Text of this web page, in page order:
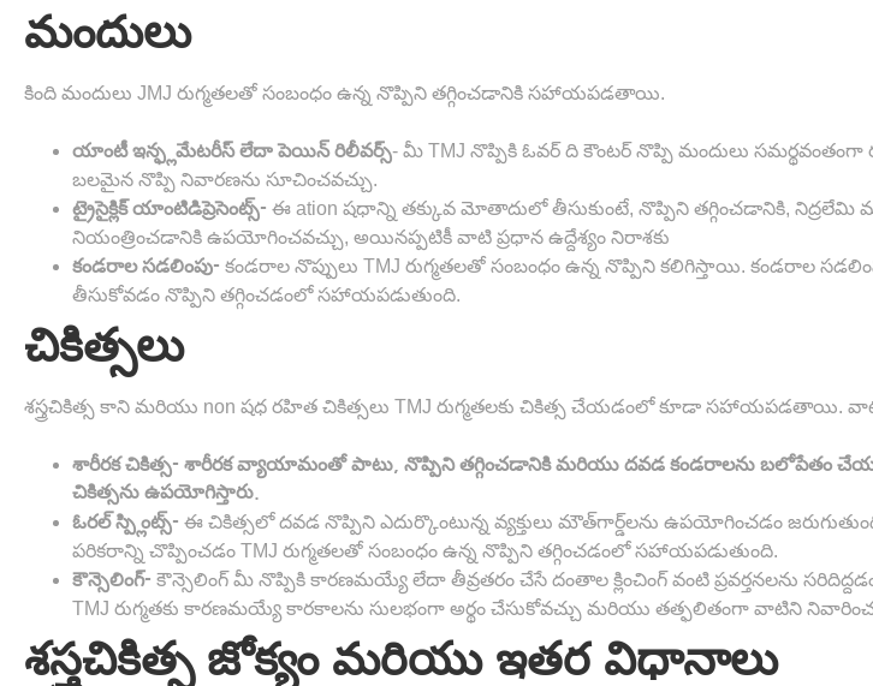
మందులు
కింది మందులు JMJ రుగ్మతలతో సంబంధం ఉన్న నొప్పిని తగ్గించడానికి సహాయపడతాయి.
యాంటీ ఇన్ఫ్లమేటరీస్ లేదా పెయిన్ రిలీవర్స్- మీ TMJ నొప్పికి ఓవర్ ది కౌంటర్ నొప్పి మందులు సమర్థవంతంగా
బలమైన నొప్పి నివారణను సూచించవచ్చు.
ట్రైసైక్లిక్ యాంటిడిప్రెసెంట్స్- ఈ ation షధాన్ని తక్కువ మోతాదులో తీసుకుంటే, నొప్పిని తగ్గించడానికి, నిద్రలేమి
నియంత్రించడానికి ఉపయోగించవచ్చు, అయినప్పటికీ వాటి ప్రధాన ఉద్దేశ్యం నిరాశకు
కండరాల సడలింపు- కండరాల నొప్పులు TMJ రుగ్మతలతో సంబంధం ఉన్న నొప్పిని కలిగిస్తాయి. కండరాల
తీసుకోవడం నొప్పిని తగ్గించడంలో సహాయపడుతుంది.
చికిత్సలు
శస్త్రచికిత్స కాని మరియు non షధ రహిత చికిత్సలు TMJ రుగ్మతలకు చికిత్స చేయడంలో కూడా సహాయపడతాయి.
శారీరక చికిత్స- శారీరక వ్యాయామంతో పాటు, నొప్పిని తగ్గించడానికి మరియు దవడ కండరాలను బలోపేతం
చికిత్సను ఉపయోగిస్తారు.
ఓరల్ స్ప్లింట్స్- ఈ చికిత్సలో దవడ నొప్పిని ఎదుర్కొంటున్న వ్యక్తులు మౌత్‌గార్డ్‌లను ఉపయోగించడం
పరికరాన్ని చొప్పించడం TMJ రుగ్మతలతో సంబంధం ఉన్న నొప్పిని తగ్గించడంలో సహాయపడుతుంది.
కౌన్సెలింగ్- కౌన్సెలింగ్ మీ నొప్పికి కారణమయ్యే లేదా తీవ్రతరం చేసే దంతాల క్లించింగ్ వంటి ప్రవర్తనలను
TMJ రుగ్మతకు కారణమయ్యే కారకాలను సులభంగా అర్థం చేసుకోవచ్చు మరియు తత్ఫలితంగా వాటిని
శస్త్రచికిత్స జోక్యం మరియు ఇతర విధానాలు